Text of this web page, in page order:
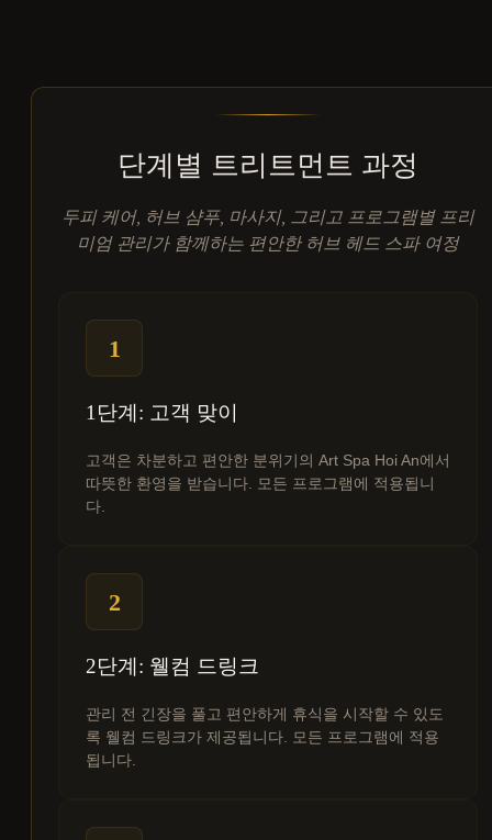
단계별 트리트먼트 과정
두피 케어, 허브 샴푸, 마사지, 그리고 프로그램별 프리
미엄 관리가 함께하는 편안한 허브 헤드 스파 여정
1
1단계: 고객 맞이
고객은 차분하고 편안한 분위기의 Art Spa Hoi An에서
따뜻한 환영을 받습니다. 모든 프로그램에 적용됩니
다.
2
2단계: 웰컴 드링크
관리 전 긴장을 풀고 편안하게 휴식을 시작할 수 있도
록 웰컴 드링크가 제공됩니다. 모든 프로그램에 적용
됩니다.